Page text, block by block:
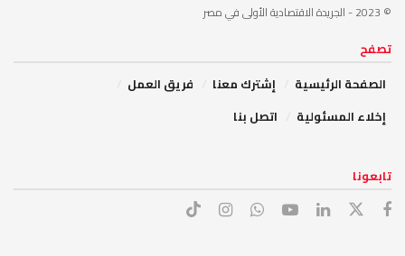
© 2023 - الجريدة الاقتصادية الأولى في مصر
تصفح
الصفحة الرئيسية
إشترك معنا
فريق العمل
إخلاء المسئولية
اتصل بنا
تابعونا